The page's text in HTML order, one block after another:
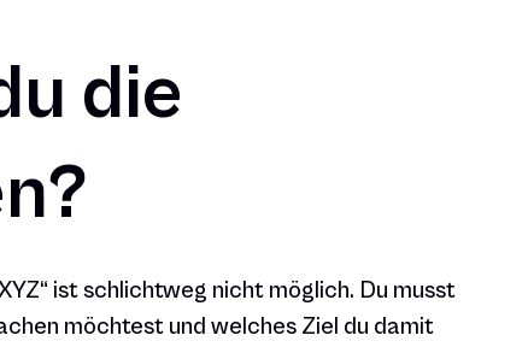
die
ist schlichtweg nicht möglich. Du musst
möchtest und welches Ziel du damit